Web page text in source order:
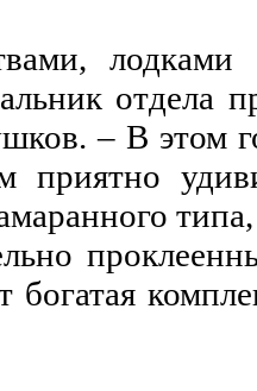
отдела
– В этом
приятно
богатая